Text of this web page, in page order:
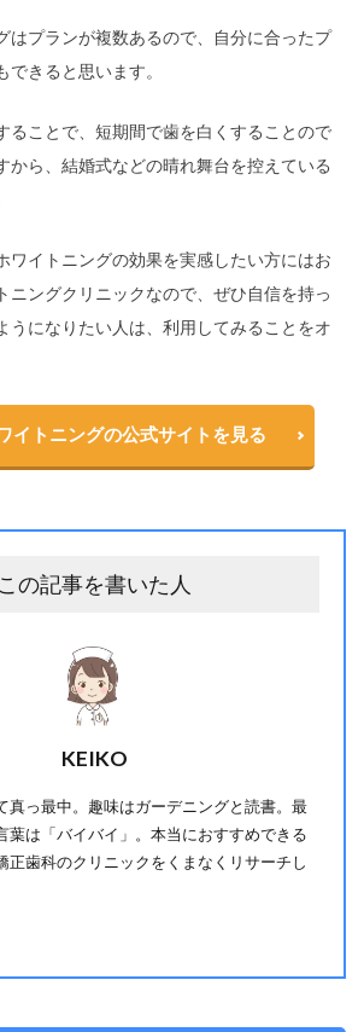
はプランが複数あるので、自分に合ったプ
きると思います。
ることで、短期間で歯を白くすることので
から、結婚式などの晴れ舞台を控えている
ワイトニングの効果を実感したい方にはお
ニングクリニックなので、ぜひ自信を持っ
うになりたい人は、利用してみることをオ
イトニングの公式サイトを見る
この記事を書いた人
KEIKO
真っ最中。趣味はガーデニングと読書。最
葉は「バイバイ」。本当におすすめできる
正歯科のクリニックをくまなくリサーチし